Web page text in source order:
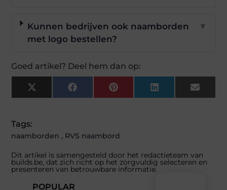
Kunnen bedrijven ook naamborden
met logo bestellen?
▼
Goed artikel? Deel hem dan op:
X
(Twitter)
FacebookPinterestLinkedInEmail
Tags:
naamborden , RVS naambord
Dit artikel is samengesteld door het redactieteam van
builds.be, dat zich richt op het zorgvuldig selecteren en
presenteren van betrouwbare informatie.
POPULAR